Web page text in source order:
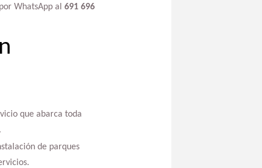
WhatsApp al 691 696
que abarca toda
de parques